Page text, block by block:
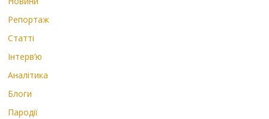
Репортаж
Статті
Інтерв’ю
Аналітика
Блоги
Пародії